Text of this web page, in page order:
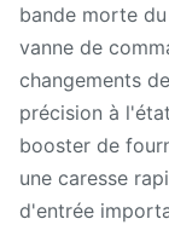
bande morte
vanne de
changements
précision à
booster de
une caresse
d'entrée